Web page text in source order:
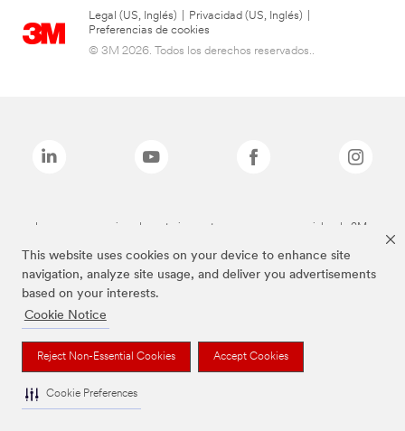
This website uses cookies on your device to enhance site
navigation, analyze site usage, and deliver you advertisements
based on your interests.
Cookie Notice
Reject Non-Essential Cookies Accept Cookies
Cookie Preferences
Legal (US, Inglés) Privacidad (US, Inglés)
Preferencias de cookies
© 3M 2026. Todos los derechos reservados..
Las marcas mencionadas anteriormente son marcas comerciales de 3M.